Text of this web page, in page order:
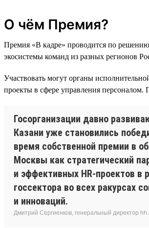
О чём Премия?
Премия «В кадре» проводится по
экосистемы команд из разных регионов
Участвовать могут органы
проекты в сфере управления персоналом.
Госорганизации давно
Казани уже становились
время собственной премии в
Москвы как стратегический
и эффективных HR-проектов в
госсектора во всех ракурсах
и инноваций.
Дмитрий Сергиенков, генеральный директор